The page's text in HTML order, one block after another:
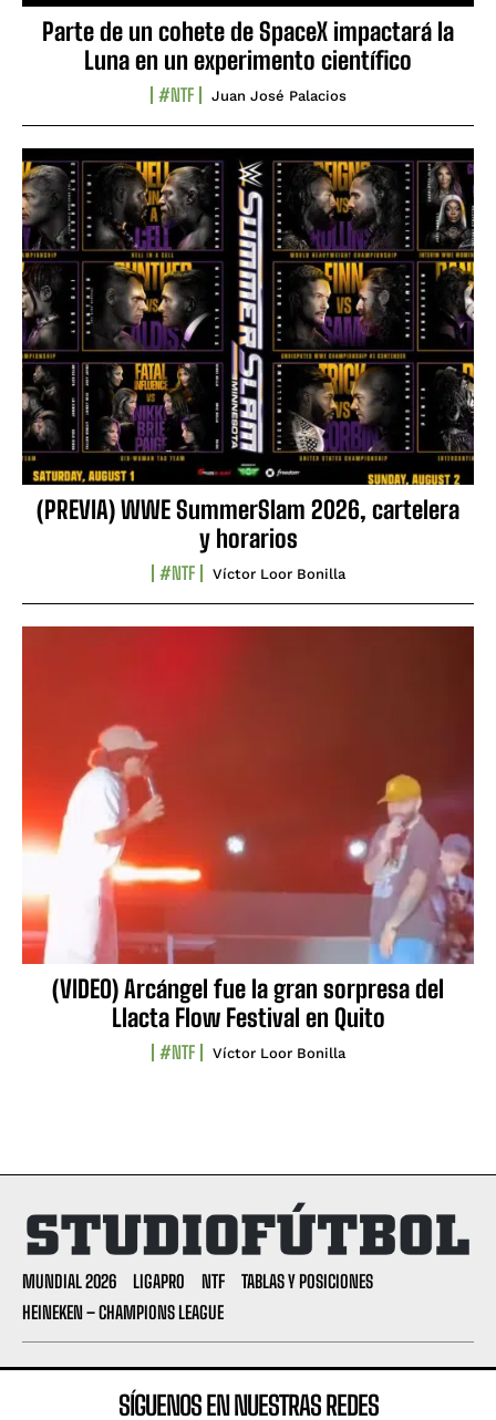
Parte de un cohete de SpaceX impactará la
Luna en un experimento científico
#NTF Juan José Palacios
(PREVIA) WWE SummerSlam 2026, cartelera
y horarios
#NTF Víctor Loor Bonilla
(VIDEO) Arcángel fue la gran sorpresa del
Llacta Flow Festival en Quito
#NTF Víctor Loor Bonilla
MUNDIAL 2026 LIGAPRO NTF
TABLAS Y POSICIONES
HEINEKEN – CHAMPIONS LEAGUE
SÍGUENOS EN NUESTRAS REDES